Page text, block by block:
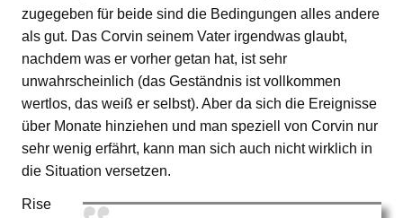
zugegeben für beide sind die Bedingungen alles andere
als gut. Das Corvin seinem Vater irgendwas glaubt,
nachdem was er vorher getan hat, ist sehr
unwahrscheinlich (das Geständnis ist vollkommen
wertlos, das weiß er selbst). Aber da sich die Ereignisse
über Monate hinziehen und man speziell von Corvin nur
sehr wenig erfährt, kann man sich auch nicht wirklich in
die Situation versetzen.
Rise